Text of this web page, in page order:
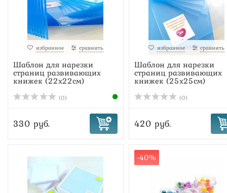
избранное сравнить
Шаблон для нарезки
страниц развивающих
книжек (22х22см)
(0)
330 руб.
избранное сравнить
Шаблон для нарезки
страниц развивающих
книжек (25х25см)
(0)
420 руб.
-40%